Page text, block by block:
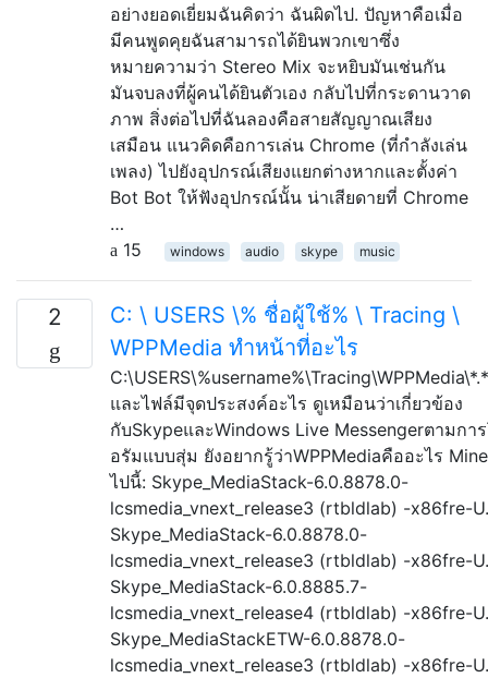
อย่างยอดเยี่ยมฉันคิดว่า ฉันผิดไป. ปัญหาคือเมื่อ
มีคนพูดคุยฉันสามารถได้ยินพวกเขาซึ่ง
หมายความว่า Stereo Mix จะหยิบมันเช่นกัน
มันจบลงที่ผู้คนได้ยินตัวเอง กลับไปที่กระดานวาด
ภาพ สิ่งต่อไปที่ฉันลองคือสายสัญญาณเสียง
เสมือน แนวคิดคือการเล่น Chrome (ที่กำลังเล่น
เพลง) ไปยังอุปกรณ์เสียงแยกต่างหากและตั้งค่า
Bot Bot ให้ฟังอุปกรณ์นั้น น่าเสียดายที่ Chrome
…
15
windows audio skype music
2
C: \ USERS \% ชื่อผู้ใช้% \ Tracing \
WPPMedia ทำหน้าที่อะไร
และไฟล์มีจุดประสงค์อะไร ดูเหมือนว่าเกี่ยวข้อง
กับSkypeและWindows Live Messengerตามกา
อรัมแบบสุ่ม ยังอยากรู้ว่าWPPMediaคืออะไร
ไปนี้: Skype_MediaStack-6.0.8878.0-
lcsmedia_vnext_release3 (rtbldlab) -x86fre-
Skype_MediaStack-6.0.8878.0-
lcsmedia_vnext_release3 (rtbldlab) -x86fre-
Skype_MediaStack-6.0.8885.7-
lcsmedia_vnext_release4 (rtbldlab) -x86fre-
Skype_MediaStackETW-6.0.8878.0-
lcsmedia_vnext_release3 (rtbldlab) -x86fre-